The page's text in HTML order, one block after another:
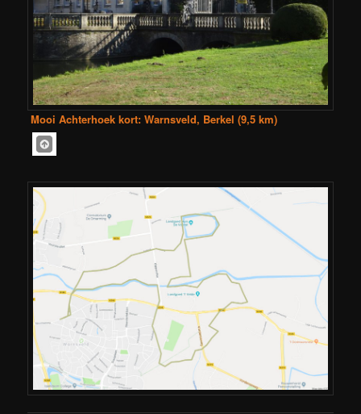
Mooi Achterhoek kort: Warnsveld, Berkel (9,5 km)